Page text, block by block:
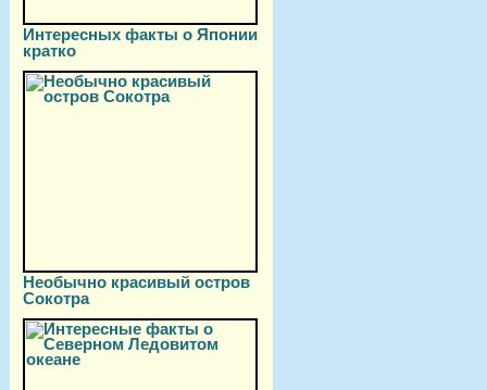
Интересных факты о Японии
кратко
Необычно красивый остров
Сокотра